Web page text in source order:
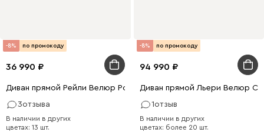
-8% по промокоду
36 990
Диван прямой Рейли Велюр Розовый
3отзыва
В наличии в других
цветах: 13 шт.
-8% по промокоду
94 990
Диван прямой Льери Велюр
1отзыв
В наличии в других
цветах: более 20 шт.